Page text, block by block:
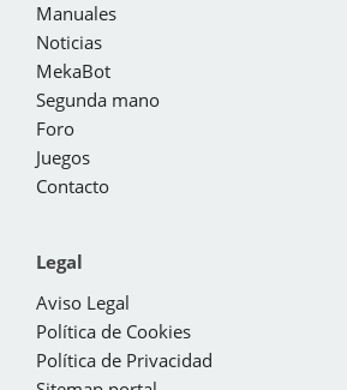
Manuales
Noticias
MekaBot
Segunda mano
Foro
Juegos
Contacto
Legal
Aviso Legal
Política de Cookies
Política de Privacidad